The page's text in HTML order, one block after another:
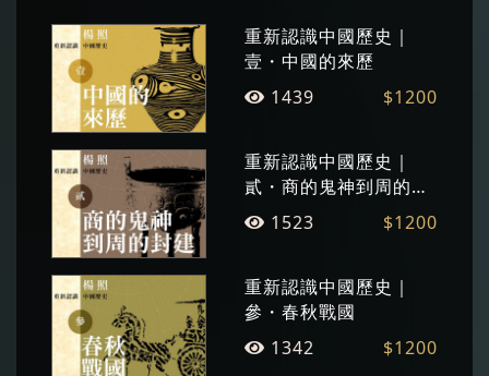
重新認識中國歷史｜
壹・中國的來歷
1439
$1200
重新認識中國歷史｜
貳・商的鬼神到周的封
建 1523 $1200
重新認識中國歷史｜
參・春秋戰國
1342
$1200